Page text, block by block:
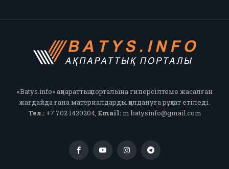
«Batys.info» ақпараттық порталына гиперсілтеме жасалған
жағдайда ғана материалдарды қолдануға рұқсат етіледі.
Тел.:+7 702 1420204, Email:m.batysinfo@gmail.com